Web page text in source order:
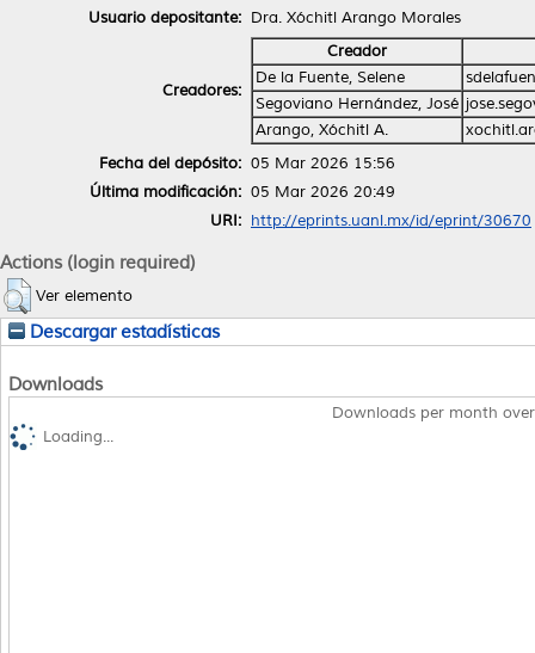
Usuario depositante: Dra. Xóchitl Arango Morales
Creadores:
Creador
De la Fuente, Selene
Segoviano Hernández, José
Arango, Xóchitl A.
Fecha del depósito: 05 Mar 2026 15:56
Última modificación: 05 Mar 2026 20:49
URI: http://eprints.uanl.mx/id/eprint/30670
Actions (login required)
Ver elemento
Descargar estadísticas
Downloads
Downloads per month
Loading...